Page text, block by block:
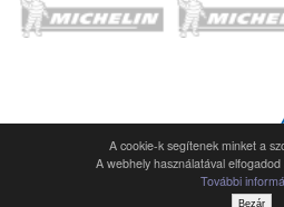
A cookie-k segítenek minket a
A webhely használatával
További
Bezár